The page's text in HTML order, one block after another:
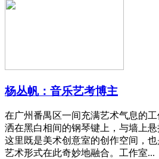
杨丛帆：音乐艺考博主
在广州番禺区一间充满艺术气息的
洒在黑白相间的钢琴键上，与墙上悬
这里既是美术创意室的创作空间，
艺术形式在此奇妙地融合。工作室...